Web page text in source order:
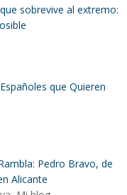
sobrevive al extremo:
que Quieren
Pedro Bravo, de
Alicante